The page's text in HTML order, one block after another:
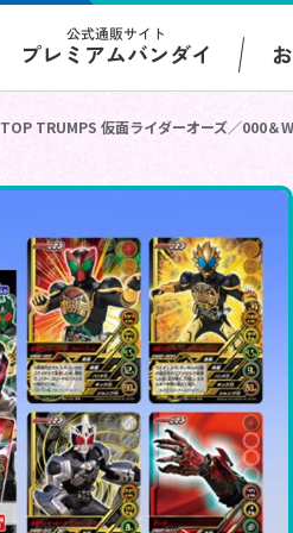
公式通販サイト
プレミアムバンダイ
TOP TRUMPS 仮面ライダーオーズ／000＆